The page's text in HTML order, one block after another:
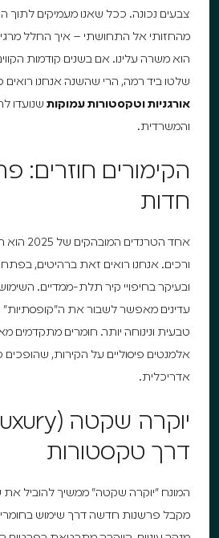
צבעים נכונה. ככל שאנו מעמיקים לתוך
מהחזותי אל התחושתי – איך החלל
הוא משרה עלינו. אם בשנים קודמות
שלטו ביד רמה, הרי שהשנה אנחנו רואים
אורגניות וטקסטורות עמוקות שנועדו
והמשרדית.
הקימורים חוזרים:
חדות
אחד
ורכים. אנחנו רואים זאת ברהיטים,
ובעיקר בחיפויי קיר תלת-ממדיים. השימוש
עדינים מאפשר לשבור את ה"קופסתיות"
טבעית ונינוחה יותר. חומרים מתקדמים
אלמנטים פיסוליים על הקירות,
אדריכלית.
דרך טקסטורות
המונח "יוקרה שקטה" ממשיך להוביל את
מקבל פרשנות חדשה דרך שימוש